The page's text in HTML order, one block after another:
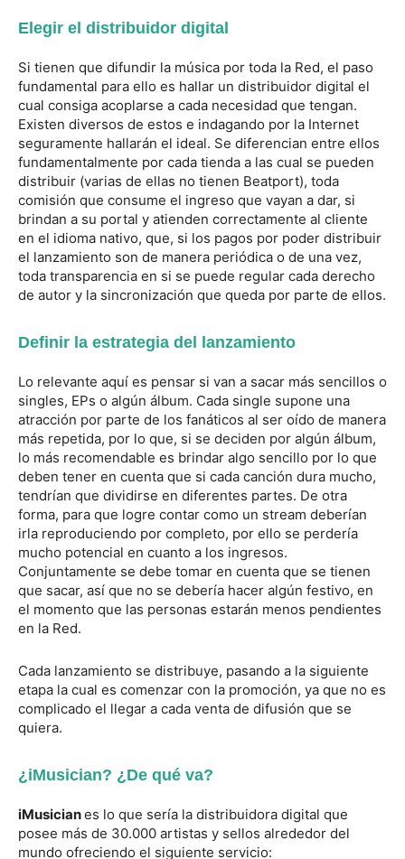
Elegir el distribuidor digital
Si tienen que difundir la música por toda la Red, el paso
fundamental para ello es hallar un distribuidor digital el
cual consiga acoplarse a cada necesidad que tengan.
Existen diversos de estos e indagando por la Internet
seguramente hallarán el ideal. Se diferencian entre ellos
fundamentalmente por cada tienda a las cual se pueden
distribuir (varias de ellas no tienen Beatport), toda
comisión que consume el ingreso que vayan a dar, si
brindan a su portal y atienden correctamente al cliente
en el idioma nativo, que, si los pagos por poder distribuir
el lanzamiento son de manera periódica o de una vez,
toda transparencia en si se puede regular cada derecho
de autor y la sincronización que queda por parte de ellos.
Definir la estrategia del lanzamiento
Lo relevante aquí es pensar si van a sacar más sencillos o
singles, EPs o algún álbum. Cada single supone una
atracción por parte de los fanáticos al ser oído de manera
más repetida, por lo que, si se deciden por algún álbum,
lo más recomendable es brindar algo sencillo por lo que
deben tener en cuenta que si cada canción dura mucho,
tendrían que dividirse en diferentes partes. De otra
forma, para que logre contar como un stream deberían
irla reproduciendo por completo, por ello se perdería
mucho potencial en cuanto a los ingresos.
Conjuntamente se debe tomar en cuenta que se tienen
que sacar, así que no se debería hacer algún festivo, en
el momento que las personas estarán menos pendientes
en la Red.
Cada lanzamiento se distribuye, pasando a la siguiente
etapa la cual es comenzar con la promoción, ya que no es
complicado el llegar a cada venta de difusión que se
quiera.
¿iMusician? ¿De qué va?
iMusicianes lo que sería la distribuidora digital que
posee más de 30.000 artistas y sellos alrededor del
mundo ofreciendo el siguiente servicio: